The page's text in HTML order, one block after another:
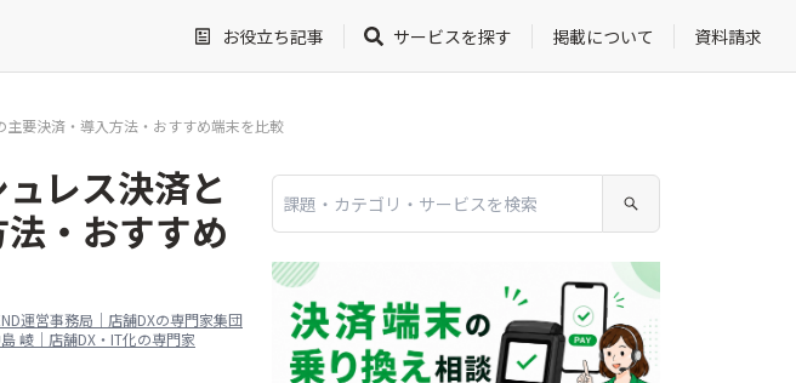
お役立ち記事 サービスを探す 掲載について 資料請求
要決済・導入方法・おすすめ端末を比較
レス決済と
・おすすめ
運営事務局｜店舗DXの専門家集団
崚｜店舗DX・IT化の専門家